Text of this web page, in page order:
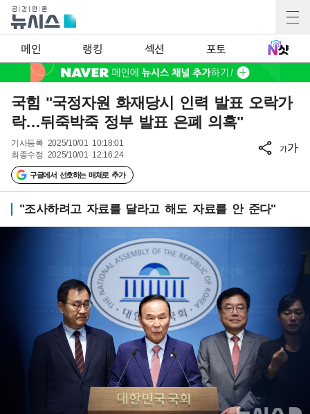
메인 랭킹 섹션 포토
국힘 "국정자원 화재당시 인력 발표 오락가
락…뒤죽박죽 정부 발표 은폐 의혹"
기사등록 2025/10/01 10:18:01
최종수정 2025/10/01 12:16:24
구글에서 선호하는 매체로 추가
가가
"조사하려고 자료를 달라고 해도 자료를 안 준다"